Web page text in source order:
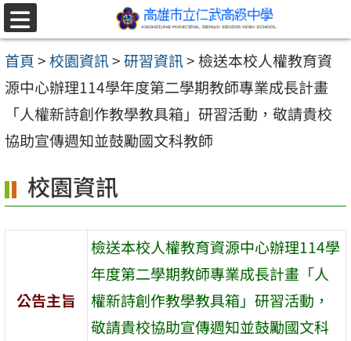
跳至主要內容區
選
單
首頁>校園資訊>研習資訊> 檢送本校人權教育資
源中心辦理114學年度第二學期教師專業成長計畫
「人權新詩創作教學教具箱」研習活動，敬請貴校
協助宣傳週知並鼓勵國文科教師
校園資訊
公告主旨
檢送本校人權教育資源中心辦理114學
年度第二學期教師專業成長計畫「人
權新詩創作教學教具箱」研習活動，
敬請貴校協助宣傳週知並鼓勵國文科